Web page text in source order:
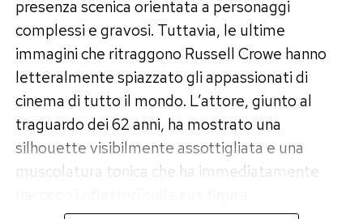
presenza scenica orientata a personaggi
complessi e gravosi. Tuttavia, le ultime
immagini che ritraggono Russell Crowe hanno
letteralmente spiazzato gli appassionati di
cinema di tutto il mondo. L’attore, giunto al
traguardo dei 62 anni, ha mostrato una
silhouette visibilmente assottigliata e una
muscolatura tonica che ha immediatamente